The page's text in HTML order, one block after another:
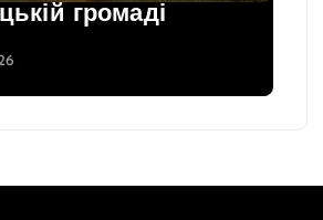
громаді